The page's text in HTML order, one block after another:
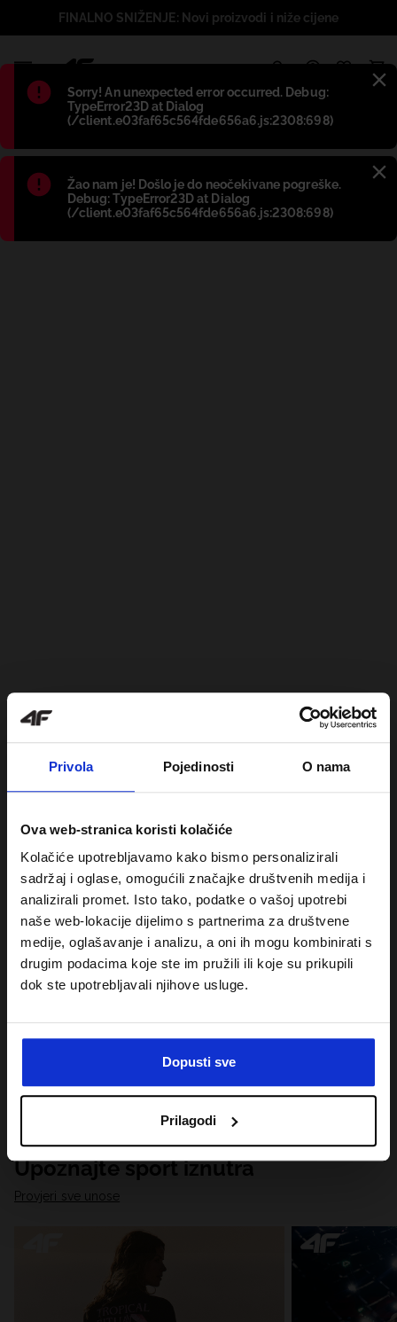
Privola Pojedinosti O nama
Ova web-stranica koristi kolačiće
Kolačiće upotrebljavamo kako bismo personalizirali
sadržaj i oglase, omogućili značajke društvenih medija i
analizirali promet. Isto tako, podatke o vašoj upotrebi
naše web-lokacije dijelimo s partnerima za društvene
medije, oglašavanje i analizu, a oni ih mogu kombinirati s
drugim podacima koje ste im pružili ili koje su prikupili
dok ste upotrebljavali njihove usluge.
Dopusti sve
Prilagodi
Błąd:
Sorry! An unexpected error occurred. Debug:
TypeError23D at Dialog
(/client.e03faf65c564fde656a6.js:2308:698)
Błąd:
Žao nam je! Došlo je do neočekivane pogreške.
Debug: TypeError23D at Dialog
(/client.e03faf65c564fde656a6.js:2308:698)
FINALNO SNIŽENJE: Novi proizvodi i niže cijene
Upoznajte sport iznutra
Provjeri sve unose